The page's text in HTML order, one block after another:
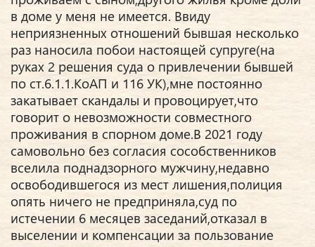
в доме у меня не имеется. Ввиду
неприязненных отношений бывшая несколько
раз наносила побои настоящей супруге(на
руках 2 решения суда о привлечении бывшей
по ст.6.1.1.КоАП и 116 УК),мне постоянно
закатывает скандалы и провоцирует,что
говорит о невозможности совместного
проживания в спорном доме.В 2021 году
самовольно без согласия сособственников
вселила поднадзорного мужчину,недавно
освободившегося из мест лишения,полиция
опять ничего не предприняла,суд по
истечении 6 месяцев заседаний,отказал в
выселении и компенсации за пользование